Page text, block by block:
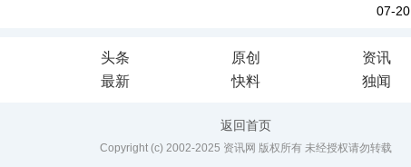
07-20
头条 原创 资讯
最新 快料 独闻
返回首页
Copyright (c) 2002-2025 资讯网 版权所有 未经授权请勿转载